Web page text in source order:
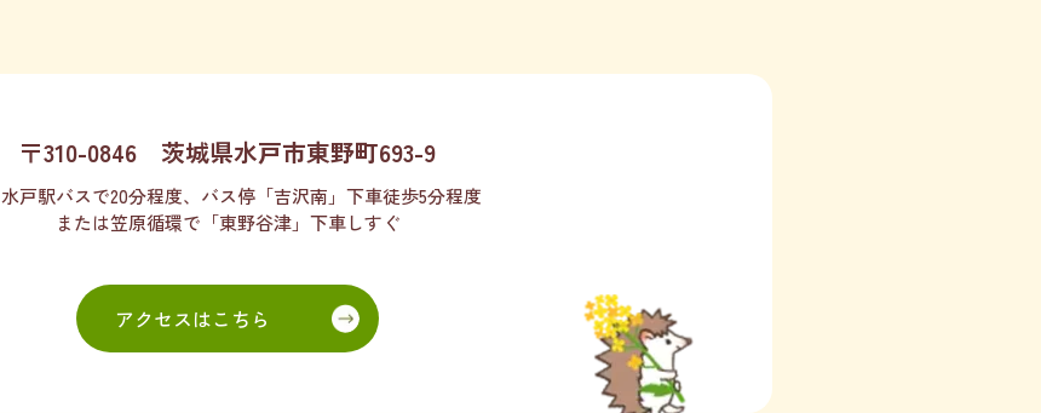
〒310-0846 茨城県水戸市東野町693-9
水戸駅バスで20分程度、 バス停「吉沢南」下車徒歩5分程度
または笠原循環で「東野谷津」下車しすぐ
アクセスはこちら